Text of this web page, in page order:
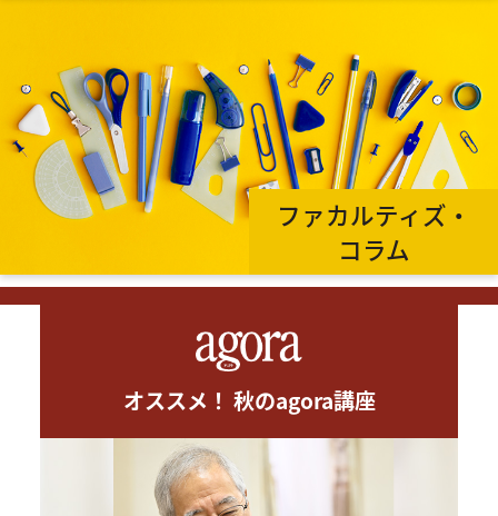
ファカルティズ・
コラム
オススメ！ 秋のagora講座